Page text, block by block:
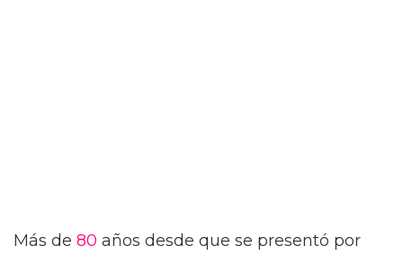
Más de 80 años desde que se presentó por